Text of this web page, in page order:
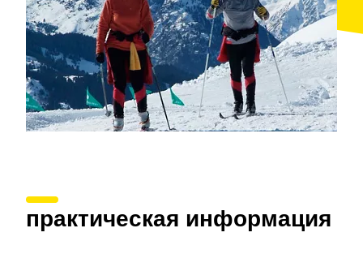
практическая информация